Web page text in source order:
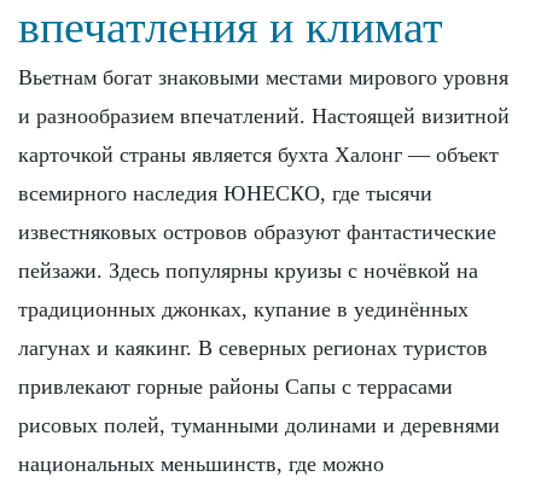
впечатления и климат
Вьетнам богат знаковыми местами мирового уровня
и разнообразием впечатлений. Настоящей визитной
карточкой страны является бухта Халонг — объект
всемирного наследия ЮНЕСКО, где тысячи
известняковых островов образуют фантастические
пейзажи. Здесь популярны круизы с ночёвкой на
традиционных джонках, купание в уединённых
лагунах и каякинг. В северных регионах туристов
привлекают горные районы Сапы с террасами
рисовых полей, туманными долинами и деревнями
национальных меньшинств, где можно